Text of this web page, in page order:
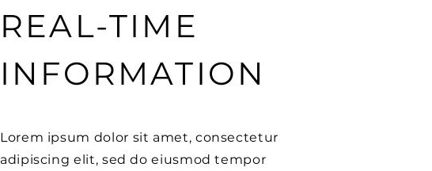
REAL-TIME
INFORMATION
Lorem ipsum dolor sit amet, consectetur
adipiscing elit, sed do eiusmod tempor